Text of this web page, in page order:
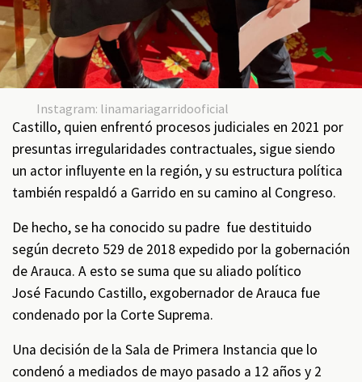
Instagram: linamariagarridooficial
Castillo, quien enfrentó procesos judiciales en 2021 por
presuntas irregularidades contractuales, sigue siendo
un actor influyente en la región, y su estructura política
también respaldó a Garrido en su camino al Congreso.
De hecho, se ha conocido su padre fue destituido
según decreto 529 de 2018 expedido por la gobernación
de Arauca. A esto se suma que su aliado político
José Facundo Castillo, exgobernador de Arauca fue
condenado por la Corte Suprema.
Una decisión de la Sala de Primera Instancia que lo
condenó a mediados de mayo pasado a 12 años y 2